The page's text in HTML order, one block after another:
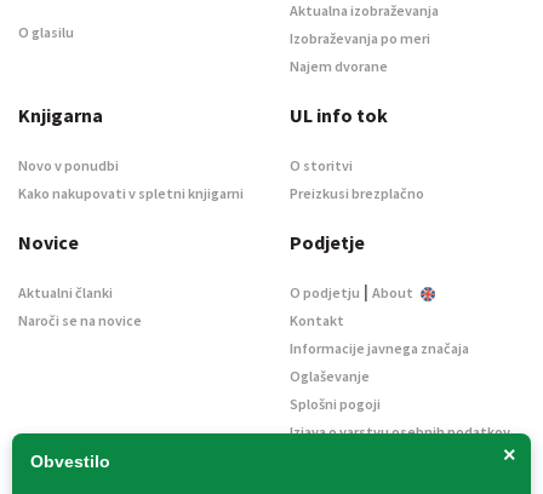
×
Obvestilo
O glasilu
Aktualna izobraževanja
Izobraževanja po meri
Najem dvorane
Knjigarna
Novo v ponudbi
Kako nakupovati v spletni knjigarni
UL info tok
O storitvi
Preizkusi brezplačno
Novice
Aktualni članki
Naroči se na novice
Podjetje
O podjetju | About
Kontakt
Informacije javnega značaja
Oglaševanje
Splošni pogoji
Izjava o varstvu osebnih podatkov